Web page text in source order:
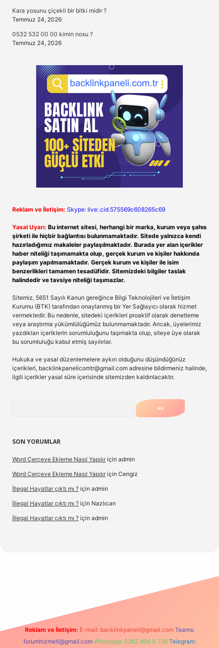
Kara yosunu çiçekli bir bitki midir ?
Temmuz 24, 2026
0532 532 00 00 kimin nosu ?
Temmuz 24, 2026
Reklam ve İletişim: Skype: live:.cid.575569c608265c69
Yasal Uyarı: Bu internet sitesi, herhangi bir marka, kurum veya şahıs
şirketi ile hiçbir bağlantısı bulunmamaktadır. Sitede yalnızca kendi
hazırladığımız makaleler paylaşılmaktadır. Burada yer alan içerikler
haber niteliği taşımamakta olup, gerçek kurum ve kişiler hakkında
paylaşım yapılmamaktadır. Gerçek kurum ve kişiler ile isim
benzerlikleri tamamen tesadüfidir. Sitemizdeki bilgiler taslak
halindedir ve tavsiye niteliği taşımazlar.
Sitemiz, 5651 Sayılı Kanun gereğince Bilgi Teknolojileri ve İletişim
Kurumu (BTK) tarafından onaylanmış bir Yer Sağlayıcı olarak hizmet
vermektedir. Bu nedenle, sitedeki içerikleri proaktif olarak denetleme
veya araştırma yükümlülüğümüz bulunmamaktadır. Ancak, üyelerimiz
yazdıkları içeriklerin sorumluluğunu taşımakta olup, siteye üye olarak
bu sorumluluğu kabul etmiş sayılırlar.
Hukuka ve yasal düzenlemelere aykırı olduğunu düşündüğünüz
içerikleri, backlinkpanelicomtr@gmail.com adresine bildirmeniz halinde,
ilgili içerikler yasal süre içerisinde sitemizden kaldırılacaktır.
SON YORUMLAR
Word Çerçeve Ekleme Nasıl Yapılır için admin
Word Çerçeve Ekleme Nasıl Yapılır için Cengiz
İllegal Hayatlar çıktı mı ? için admin
İllegal Hayatlar çıktı mı ? için Nazlıcan
İllegal Hayatlar çıktı mı ? için admin
Reklam ve İletişim: E-mail: backlinkpaneli@gmail.com Teams:
forumhizmeti@gmail.com Whatsapp: 0262 606 0 726 Telegram: